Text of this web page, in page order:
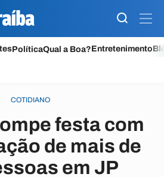
PolíticaQual a Boa?Entretenimento
COTIDIANO
festa com
de mais de
em JP